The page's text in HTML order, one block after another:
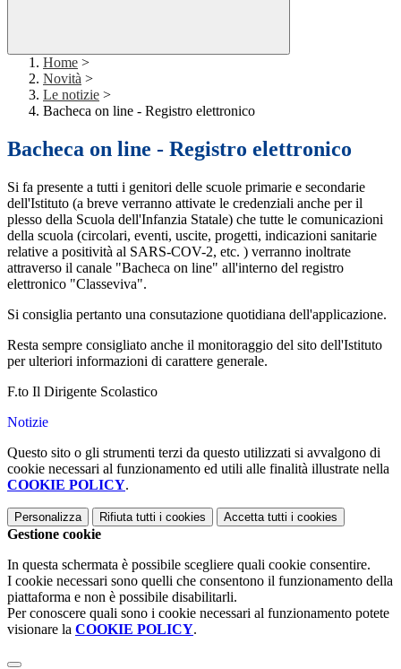
Home >
Novità >
Le notizie >
Bacheca on line - Registro elettronico
Bacheca on line - Registro elettronico
Si fa presente a tutti i genitori delle scuole primarie e secondarie
dell'Istituto (a breve verranno attivate le credenziali anche per il
plesso della Scuola dell'Infanzia Statale) che tutte le comunicazioni
della scuola (circolari, eventi, uscite, progetti, indicazioni sanitarie
relative a positività al SARS-COV-2, etc. ) verranno inoltrate
attraverso il canale "Bacheca on line" all'interno del registro
elettronico "Classeviva".
Si consiglia pertanto una consutazione quotidiana dell'applicazione.
Resta sempre consigliato anche il monitoraggio del sito dell'Istituto
per ulteriori informazioni di carattere generale.
F.to Il Dirigente Scolastico
Notizie
Questo sito o gli strumenti terzi da questo utilizzati si avvalgono di
cookie necessari al funzionamento ed utili alle finalità illustrate nella
COOKIE POLICY.
Personalizza Rifiuta tutti i cookies Accetta tutti i cookies
Gestione cookie
In questa schermata è possibile scegliere quali cookie consentire.
I cookie necessari sono quelli che consentono il funzionamento della
piattaforma e non è possibile disabilitarli.
Per conoscere quali sono i cookie necessari al funzionamento potete
visionare la COOKIE POLICY.